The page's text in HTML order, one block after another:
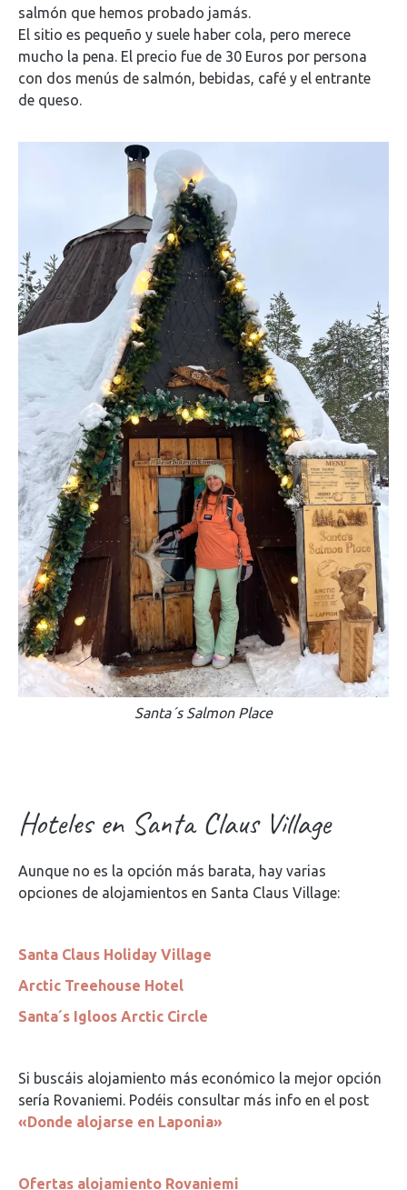
salmón que hemos probado jamás.
El sitio es pequeño y suele haber cola, pero merece
mucho la pena. El precio fue de 30 Euros por persona
con dos menús de salmón, bebidas, café y el entrante
de queso.
Santa´s Salmon Place
Hoteles en Santa Claus Village
Aunque no es la opción más barata, hay varias
opciones de alojamientos en Santa Claus Village:
Santa Claus Holiday Village
Arctic Treehouse Hotel
Santa´s Igloos Arctic Circle
Si buscáis alojamiento más económico la mejor opción
sería Rovaniemi. Podéis consultar más info en el post
«Donde alojarse en Laponia»
Ofertas alojamiento Rovaniemi